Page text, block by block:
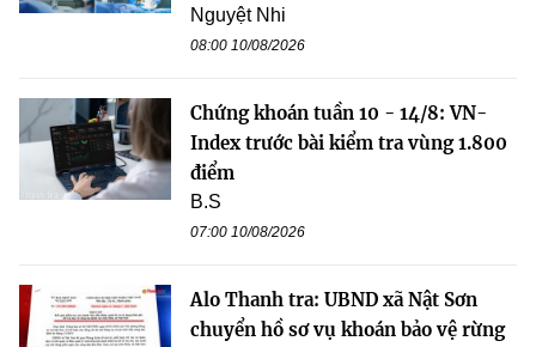
Nguyệt Nhi
08:00 10/08/2026
Chứng khoán tuần 10 - 14/8: VN-
Index trước bài kiểm tra vùng 1.800
điểm
B.S
07:00 10/08/2026
Alo Thanh tra: UBND xã Nật Sơn
chuyển hồ sơ vụ khoán bảo vệ rừng